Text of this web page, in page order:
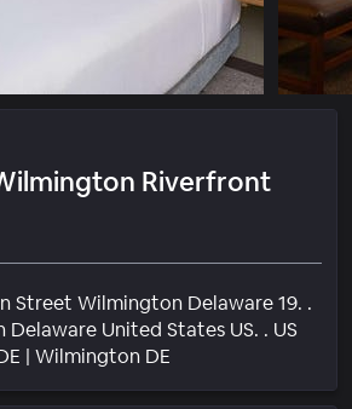
Riverfront
Street Wilmington Delaware 19. .
Delaware United States US. . US
| Wilmington DE